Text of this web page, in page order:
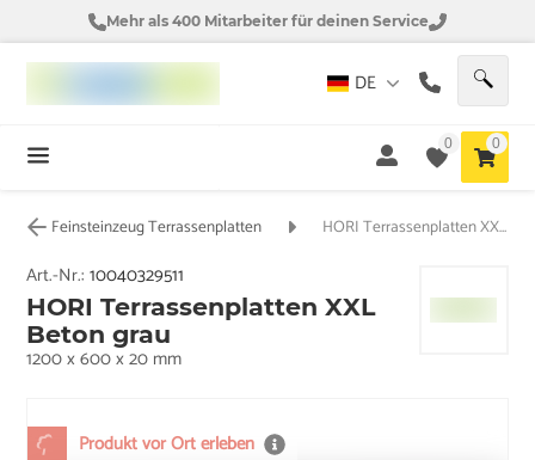
Mehr als 400 Mitarbeiter für deinen Service
DE
0 0
Feinsteinzeug Terrassenplatten HORI Terrassenplatten XXL Beton grau
Produkt vor Ort erleben
Art.-Nr.:10040329511
HORI Terrassenplatten XXL
Beton grau
1200 x 600 x 20 mm